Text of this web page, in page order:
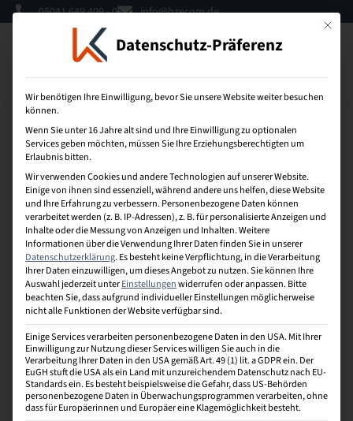
05041 649 409 - 0 info@bzecom.de
Bundesamt
Für Sicherheit in der Informationstechnik (BSI)
beschreibt Datensicherheit als Schutz von Daten
hinsichtlich gegebener Anforderungen an deren
Vertraulichkeit, Verfügbarkeit und Integrität. Ein
modernerer Begriff dafür ist Informationssicherheit.
Datensicherheit meint also auch die Sicherung von
Unternehmensdaten vor Verlust oder gegen
Beschädigung. Datensicherheit ist ein Zustand, der
erreicht werden soll.
B
Mit
Datenschutz-Präferenz
Wir benötigen Ihre Einwilligung, bevor Sie unsere Website weiter besuchen
können.
Wenn Sie unter 16 Jahre alt sind und Ihre Einwilligung zu optionalen
Services geben möchten, müssen Sie Ihre Erziehungsberechtigten um
Erlaubnis bitten.
Wir verwenden Cookies und andere Technologien auf unserer Website.
Einige von ihnen sind essenziell, während andere uns helfen, diese Website
und Ihre Erfahrung zu verbessern.Personenbezogene Daten können
verarbeitet werden (z. B. IP-Adressen), z. B. für personalisierte Anzeigen und
Inhalte oder die Messung von Anzeigen und Inhalten.Weitere
Informationen über die Verwendung Ihrer Daten finden Sie in unserer
Datenschutzerklärung.Es besteht keine Verpflichtung, in die Verarbeitung
Ihrer Daten einzuwilligen, um dieses Angebot zu nutzen.Sie können Ihre
Auswahl jederzeit unterEinstellungenwiderrufen oder anpassen.Bitte
beachten Sie, dass aufgrund individueller Einstellungen möglicherweise
nicht alle Funktionen der Website verfügbar sind.
Einige Services verarbeiten personenbezogene Daten in den USA. Mit Ihrer
Einwilligung zur Nutzung dieser Services willigen Sie auch in die
Verarbeitung Ihrer Daten in den USA gemäß Art. 49 (1) lit. a GDPR ein. Der
EuGH stuft die USA als ein Land mit unzureichendem Datenschutz nach EU-
Standards ein. Es besteht beispielsweise die Gefahr, dass US-Behörden
personenbezogene Daten in Überwachungsprogrammen verarbeiten, ohne
dass für Europäerinnen und Europäer eine Klagemöglichkeit besteht.